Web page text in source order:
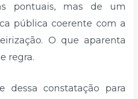
pontuais, mas de um
pública coerente com a
O que aparenta
regra.
dessa constatação para